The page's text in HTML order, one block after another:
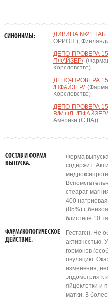
СИНОНИМЫ: ДИВИНА №21 ТАБ.
ОРИОН ),
ДЕПО-ПРОВЕРА
ПФАЙЗЕР/
Королевство)
ДЕПО-ПРОВЕРА
/ПФАЙЗЕР/
Королевство)
ДЕПО-ПРОВЕРА
В/М ФЛ. /ПФАЙЗЕР/
Америки (США))
СОСТАВ И ФОРМА
ВЫПУСКА.
Форма
содержит:
стеарат
400
(85%) с
блистере 10
ФАРМАКОЛОГИЧЕСКОЕ
ДЕЙСТВИЕ.
Гестаген. Не
активностью.
гормонов
овуляцию.
изменения,
эндометрия к
яйцеклетки и
матки. В